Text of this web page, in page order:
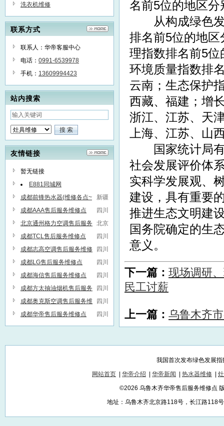
洗衣机维修
联系方式
联系人：华帝客服中心
电话： 0991-6539978
手机： 13609994423
站内搜索
友情链接
暂无链接
E881同城网
新疆
成都前锋热水器(维修各点~
服务维修联系方式
四川
成都AAA售后服务维修点
北京
北京通州格力空调售后服务
维修点
四川
成都TCL售后服务维修点
四川
成都志高空调售后服务维修
点
四川
成都LG售后服务维修点
四川
成都海信售后服务维修点
四川
成都方太抽油烟机售后服务
维修点
四川
成都奥克斯空调售后服务维
修点
四川
成都华帝售后服务维修点
名前5位的地区
从构成绿色发
排名前5位的地
理指数排名前5
环境质量指数排
云南；生态保护
西藏、福建；增
浙江、江苏、天
上海、江苏、山
国家统计局有
社会发展评价体
实科学发展观、
建设，具有重要
推进生态文明建
国务院确定的生
意义。
下一篇： 现场调研
民工讨薪
上一篇： 乌鲁木齐
我国首次发布绿色发展
网站首页
华帝介绍 华帝新闻 热水器维修
©2026 乌鲁木齐华帝售后服务维修点
地址：乌鲁木齐北京路118号，长江路118